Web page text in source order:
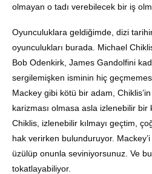
olmayan o tadı verebilecek bir iş
Oyunculuklara geldiğimde, dizi
oyunculukları burada. Michael
Bob Odenkirk, James Gandolfini
sergilemişken isminin hiç
Mackey gibi kötü bir adam,
karizması olmasa asla izlenebilir bir
Chiklis, izlenebilir kılmayı geçtim,
hak verirken bulunduruyor.
üzülüp onunla seviniyorsunuz. Ve
tokatlayabiliyor.